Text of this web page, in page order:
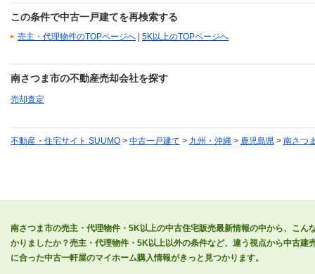
この条件で中古一戸建てを再検索する
売主・代理物件のTOPページへ 5K以上のTOPページへ
南さつま市の不動産売却会社を探す
売却査定
不動産・住宅サイト SUUMO > 中古一戸建て > 九州・沖縄 > 鹿児島県 > 南さつ
南さつま市の売主・代理物件・5K以上の中古住宅販売最新情報の中から、こ
かりましたか？売主・代理物件・5K以上以外の条件など、違う視点から中古
に合った中古一軒屋のマイホーム購入情報がきっと見つかります。